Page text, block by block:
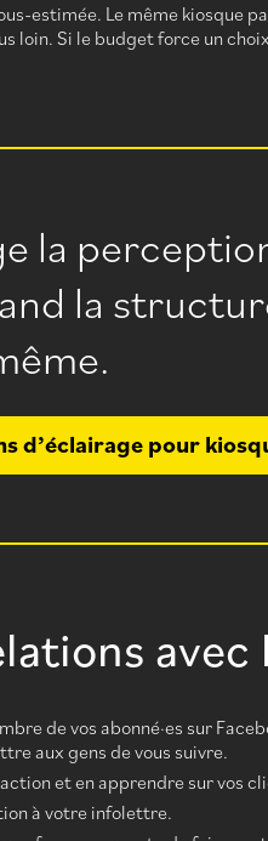
estimée. Le même kiosque
loin. Si le budget force un
la
la
d’éclairage pour
avec
de vos abonné·es sur
aux gens de vous suivre.
et en apprendre sur vos
à votre infolettre.